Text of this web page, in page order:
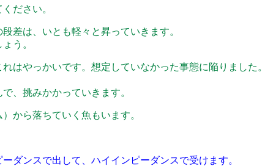
ださい。
差は、いとも軽々と昇っていきます。
う。
はやっかいです。想定していなかった事態に陥りました。
、挑みかかっていきます。
から落ちていく魚もいます。
ダンスで出して、ハイインピーダンスで受けます。